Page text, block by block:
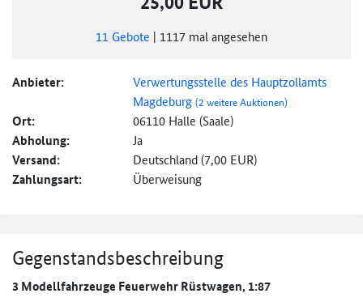
11 Gebote | 1117 mal angesehen
Anbieter:
Verwertungsstelle des Hauptzollamts
Magdeburg(2 weitere Auktionen)
Ort: 06110 Halle (Saale)
Abholung: Ja
Versand: Deutschland (7,00 EUR)
Zahlungsart: Überweisung
Gegenstandsbeschreibung
3 Modellfahrzeuge Feuerwehr Rüstwagen, 1:87